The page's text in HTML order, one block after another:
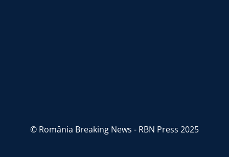
© România Breaking News - RBN Press 2025